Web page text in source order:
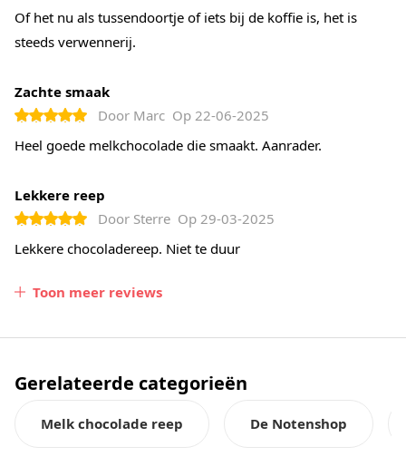
Of het nu als tussendoortje of iets bij de koffie is, het is
steeds verwennerij.
Zachte smaak
Door Marc Op 22-06-2025
Heel goede melkchocolade die smaakt. Aanrader.
Lekkere reep
Door Sterre Op 29-03-2025
Lekkere chocoladereep. Niet te duur
Toon meer reviews
Gerelateerde categorieën
Melk chocolade reep De Notenshop